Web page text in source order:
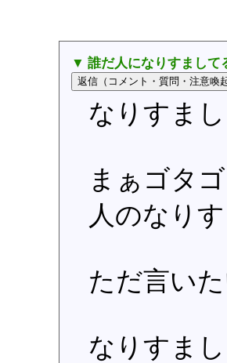
▼ 誰だ人になりすまして
なりすま
まぁゴタ
人のなり
ただ言い
なりすま